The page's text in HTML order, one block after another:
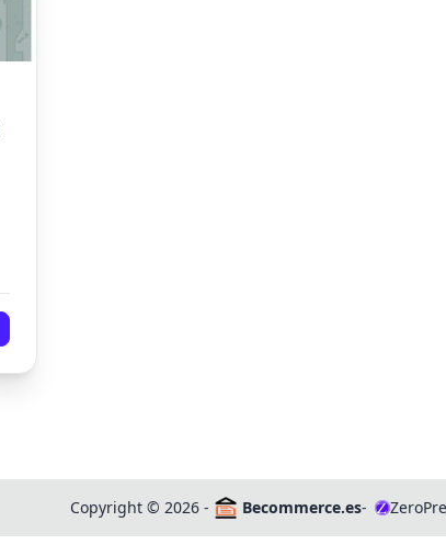
Copyright © 2026 - Becommerce.es- Z